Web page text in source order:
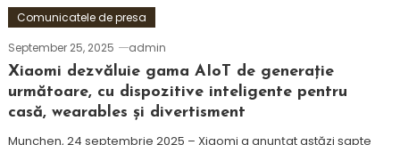
Comunicatele de presa
September 25, 2025
admin
Xiaomi dezvăluie gama AIoT de generație
următoare, cu dispozitive inteligente pentru
casă, wearables și divertisment
Munchen, 24 septembrie 2025 – Xiaomi a anunțat astăzi șapte